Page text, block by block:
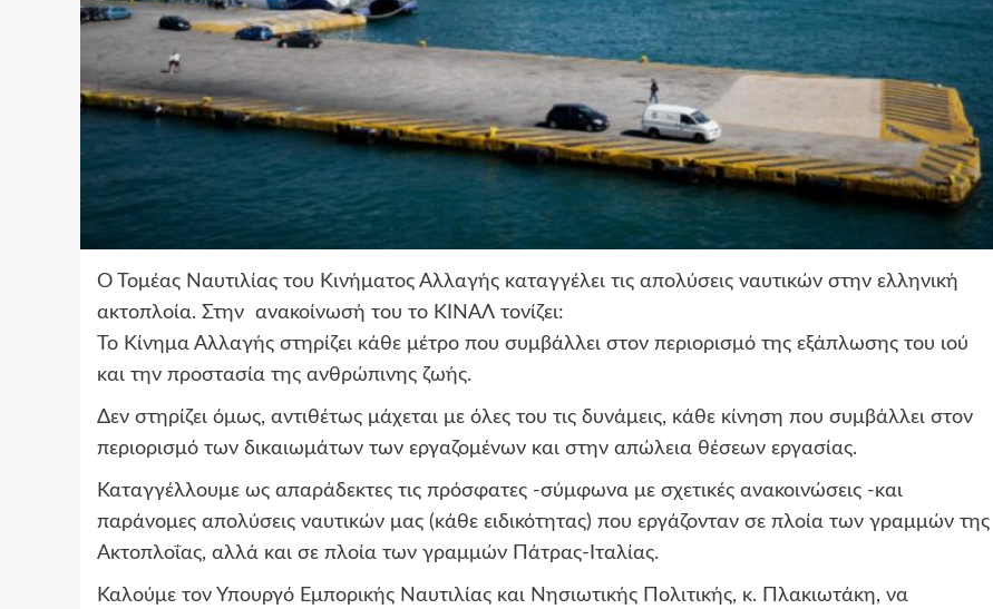
Ο Τομέας Ναυτιλίας του Κινήματος Αλλαγής καταγγέλει τις απολύσεις ναυτικών στην ελληνική
ακτοπλοία. Στην ανακοίνωσή του το ΚΙΝΑΛ τονίζει:
Το Κίνημα Αλλαγής στηρίζει κάθε μέτρο που συμβάλλει στον περιορισμό της εξάπλωσης του ιού
και την προστασία της ανθρώπινης ζωής.
Δεν στηρίζει όμως, αντιθέτως μάχεται με όλες του τις δυνάμεις, κάθε κίνηση που συμβάλλει στον
περιορισμό των δικαιωμάτων των εργαζομένων και στην απώλεια θέσεων εργασίας.
Καταγγέλλουμε ως απαράδεκτες τις πρόσφατες -σύμφωνα με σχετικές ανακοινώσεις -και
παράνομες απολύσεις ναυτικών μας (κάθε ειδικότητας) που εργάζονταν σε πλοία των γραμμών της
Ακτοπλοΐας, αλλά και σε πλοία των γραμμών Πάτρας-Ιταλίας.
Καλούμε τον Υπουργό Εμπορικής Ναυτιλίας και Νησιωτικής Πολιτικής, κ. Πλακιωτάκη, να